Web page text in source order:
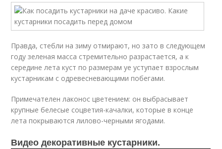
Правда, стебли на зиму отмирают, но зато в следующем
году зеленая масса стремительно разрастается, а к
середине лета куст по размерам yе уступает взрослым
кустарникам с одревесневающими побегами.
Примечателен лаконос цветением: он выбрасывает
крупные белесые соцветия-качалки, которые в конце
лета покрываются лилово-черными ягодами.
Видео декоративные кустарники.